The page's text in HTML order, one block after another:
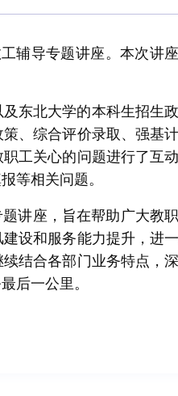
辅导专题讲座。本次讲
东北大学的本科生招生
、综合评价录取、强基
工关心的问题进行了互
等相关问题。
讲座，旨在帮助广大教
设和服务能力提升，进
结合各部门业务特点，
后一公里。
立 习近平给东北大学